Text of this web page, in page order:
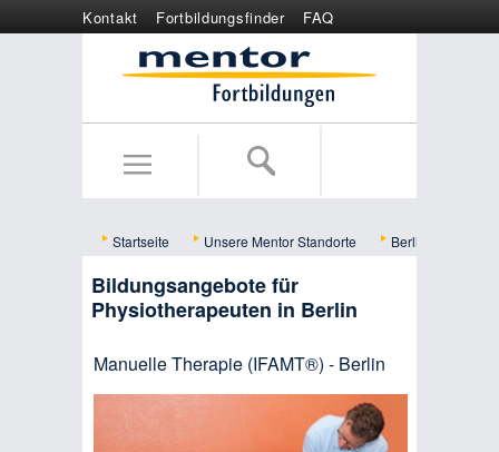
Kontakt Fortbildungsfinder
FAQ
Online anmelden
Wertgutschein
Startseite Unsere Mentor Standorte Berlin
Bildungsangebote für
Physiotherapeuten in Berlin
Manuelle Therapie (IFAMT®) - Berlin